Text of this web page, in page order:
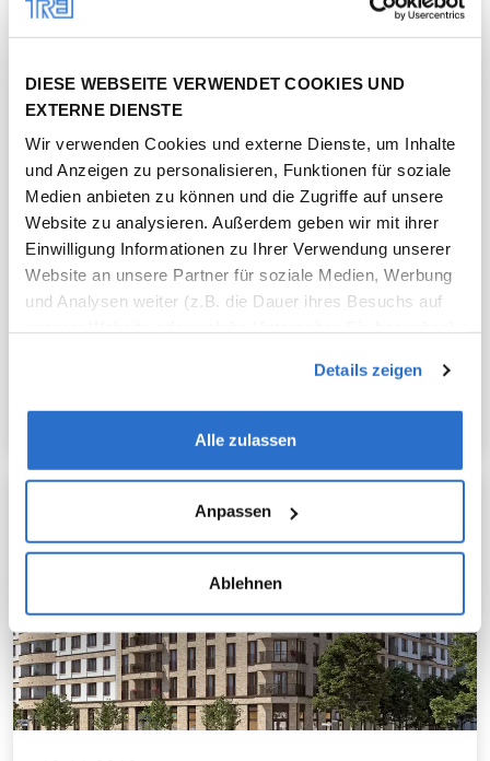
DIESE WEBSEITE VERWENDET COOKIES UND
EXTERNE DIENSTE
Wir verwenden Cookies und externe Dienste, um Inhalte
und Anzeigen zu personalisieren, Funktionen für soziale
Medien anbieten zu können und die Zugriffe auf unsere
Website zu analysieren. Außerdem geben wir mit ihrer
Einwilligung Informationen zu Ihrer Verwendung unserer
Website an unsere Partner für soziale Medien, Werbung
und Analysen weiter (z.B. die Dauer ihres Besuchs auf
werden, wo ein anderes Datenschutzniveau als in der EU
herrscht. Unsere Partner führen diese Informationen
möglicherweise mit weiteren Daten zusammen, die Sie
Nutzung der Dienste gesammelt haben. Sie können Ihre
Einwilligung jederzeit widerrufen. Ab diesem Zeitpunkt
werden keine weiteren Daten zur Analyse mehr durch
sowie die Einstellungen zu den Cookies finden Sie
unterDatenschutzhinweisen.
Details zeigen
Alle zulassen
Anpassen
Ablehnen
Pressemitteilung |28.11.2019
Trei eröffnet 14. Vendo Park im
Großraum Łódź